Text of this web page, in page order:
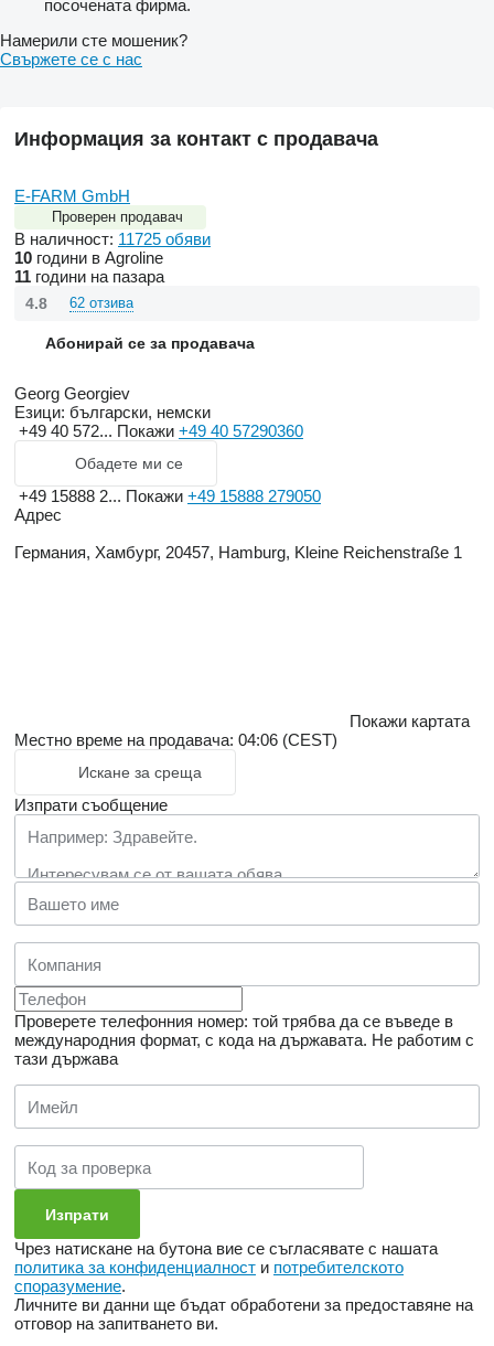
посочената фирма.
Намерили сте мошеник?
Свържете се с нас
Информация за контакт с продавача
E-FARM GmbH
Проверен продавач
В наличност: 11725 обяви
10 години в Agroline
11 години на пазара
4.8 62 отзива
Абонирай се за продавача
Georg Georgiev
Езици: български, немски
+49 40 572... Покажи +49 40 57290360
Обадете ми се
+49 15888 2... Покажи +49 15888 279050
Адрес
Германия, Хамбург, 20457, Hamburg, Kleine Reichenstraße 1
Покажи картата
Местно време на продавача: 04:06 (CEST)
Искане за среща
Изпрати съобщение
Проверете телефонния номер: той трябва да се въведе в
международния формат, с кода на държавата. Не работим с
тази държава
Чрез натискане на бутона вие се съгласявате с нашата
политика за конфиденциалност и потребителското
споразумение.
Личните ви данни ще бъдат обработени за предоставяне на
отговор на запитването ви.